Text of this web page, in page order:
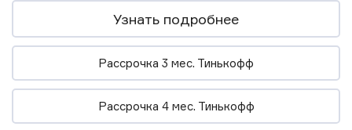
Узнать подробнее
Рассрочка 3 мес. Тинькофф
Рассрочка 4 мес. Тинькофф